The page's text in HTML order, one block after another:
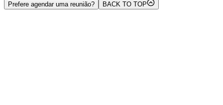
Prefere agendar uma reunião? BACK TO TOP